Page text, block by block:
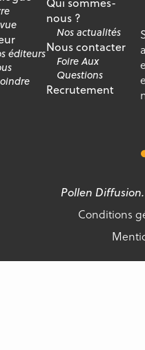
éditeurs
nous ?
Nos actualités
Nous contacter
Foire Aux
Questions
Recrutement
Pollen
Conditions